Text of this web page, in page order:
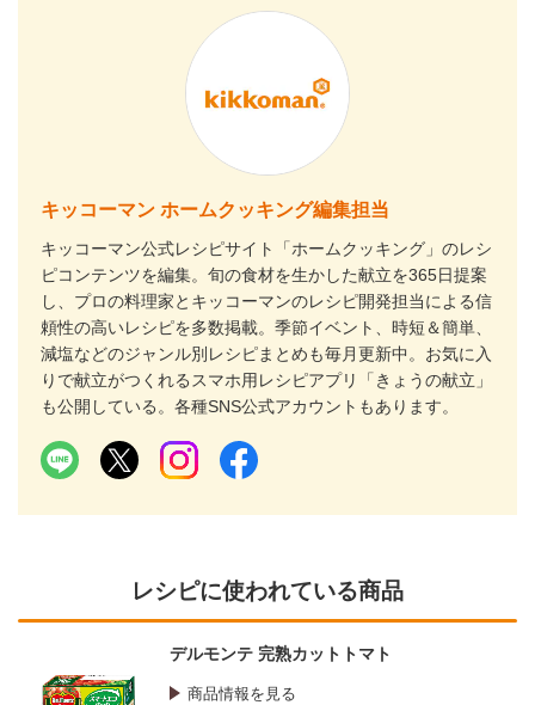
キッコーマン ホームクッキング編集担当
キッコーマン公式レシピサイト「ホームクッキング」のレシ
ピコンテンツを編集。旬の食材を生かした献立を365日提案
し、プロの料理家とキッコーマンのレシピ開発担当による信
頼性の高いレシピを多数掲載。季節イベント、時短＆簡単、
減塩などのジャンル別レシピまとめも毎月更新中。お気に入
りで献立がつくれるスマホ用レシピアプリ「きょうの献立」
も公開している。各種SNS公式アカウントもあります。
レシピに使われている商品
デルモンテ 完熟カットトマト
商品情報を見る